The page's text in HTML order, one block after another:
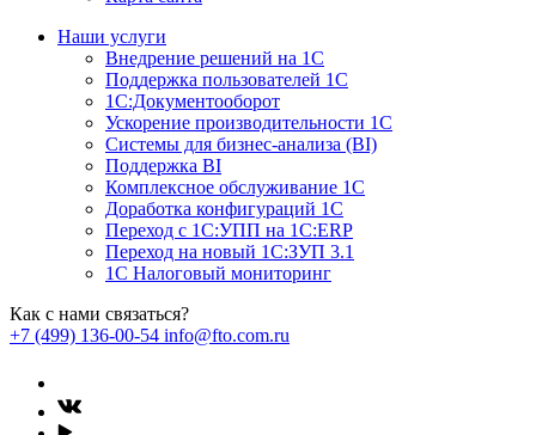
Наши услуги
Внедрение решений на 1С
Поддержка пользователей 1С
1С:Документооборот
Ускорение производительности 1С
Системы для бизнес-анализа (BI)
Поддержка BI
Комплексное обслуживание 1С
Доработка конфигураций 1С
Переход с 1С:УПП на 1С:ERP
Переход на новый 1C:ЗУП 3.1
1С Налоговый мониторинг
Как с нами связаться?
+7 (499) 136-00-54 info@fto.com.ru